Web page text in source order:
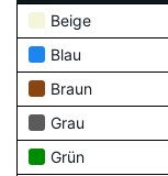
Beige
Blau
Braun
Grau
Grün